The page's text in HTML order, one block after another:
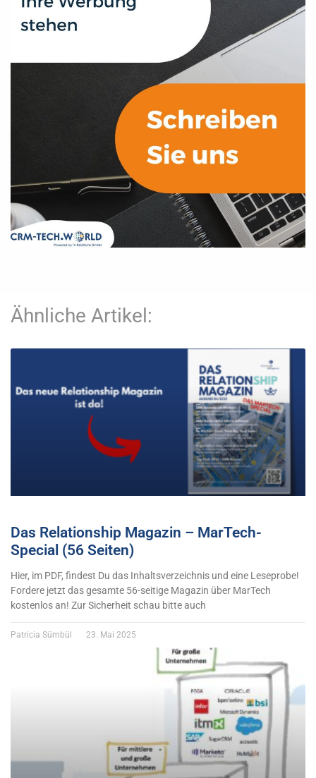
Ähnliche Artikel:
Das Relationship Magazin – MarTech-
Special (56 Seiten)
Hier, im PDF, findest Du das Inhaltsverzeichnis und eine Leseprobe!
Fordere jetzt das gesamte 56-seitige Magazin über MarTech
kostenlos an! Zur Sicherheit schau bitte auch
Patricia Sümbül 23. Mai 2025